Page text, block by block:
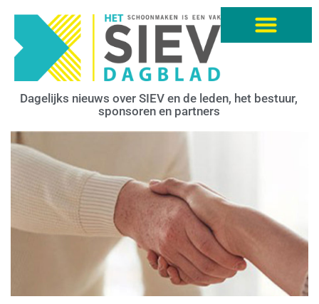
Dagelijks nieuws over SIEV en de leden, het bestuur,
sponsoren en partners